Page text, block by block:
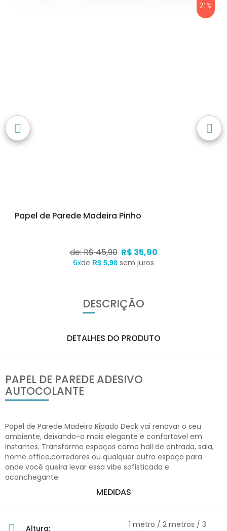
21%
Papel de Parede Madeira Pinho
de: R$ 45,90 R$ 35,90
6xde R$ 5,98 sem juros
DESCRIÇÃO
DETALHES DO PRODUTO
PAPEL DE PAREDE ADESIVO
AUTOCOLANTE
Papel de Parede Madeira Ripado Deck vai renovar o seu
ambiente, deixando-o mais elegante e confortável em
instantes. Transforme espaços como hall de entrada, sala,
home office,corredores ou qualquer outro espaço para
onde você queira levar essa vibe sofisticada e
aconchegante.
MEDIDAS
Altura:
1 metro / 2 metros / 3